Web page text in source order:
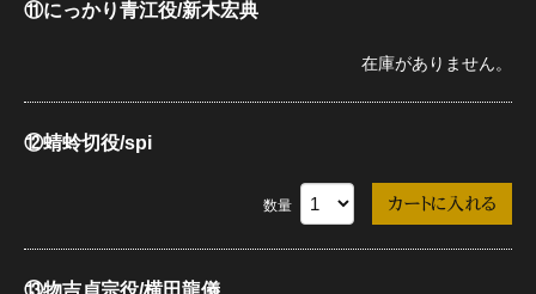
⑪にっかり青江役/新木宏典
在庫がありません。
⑫蜻蛉切役/spi
数量
⑬物吉貞宗役/横田龍儀